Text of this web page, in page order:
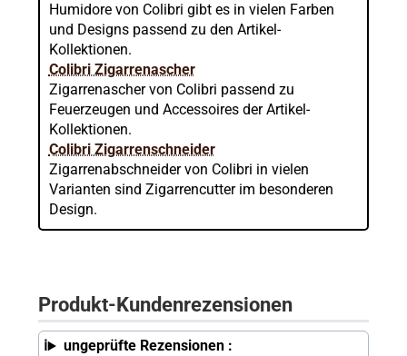
Humidore von Colibri gibt es in vielen Farben
und Designs passend zu den Artikel-
Kollektionen.
Colibri Zigarrenascher
Zigarrenascher von Colibri passend zu
Feuerzeugen und Accessoires der Artikel-
Kollektionen.
Colibri Zigarrenschneider
Zigarrenabschneider von Colibri in vielen
Varianten sind Zigarrencutter im besonderen
Design.
Produkt-Kundenrezensionen
ungeprüfte Rezensionen :